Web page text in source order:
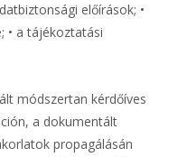
előírások; •
• a tájékoztatási
módszertan kérdőíves
a dokumentált
propagálásán